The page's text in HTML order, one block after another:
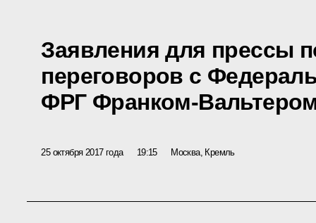
Заявления для прессы
переговоров с
ФРГ Франком-
25 октября 2017 года 19:15 Москва, Кремль